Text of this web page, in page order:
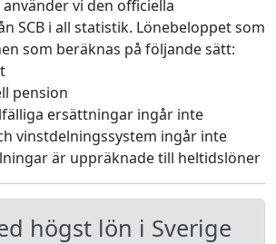
använder vi den officiella
SCB i all statistik. Lönebeloppet som
som beräknas på följande sätt:
pension
ersättningar ingår inte
vinstdelningssystem ingår inte
är uppräknade till heltidslöner
högst lön i Sverige